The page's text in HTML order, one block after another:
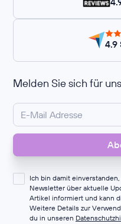
4.9
Melden Sie sich für
Ich bin damit
Newsletter über aktuelle
Artikel informiert und kann
Weitere Details zur
du in unseren